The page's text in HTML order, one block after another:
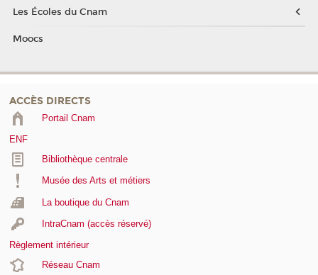
Les Écoles du Cnam
Moocs
ACCÈS DIRECTS
Portail Cnam
ENF
Bibliothèque centrale
Musée des Arts et métiers
La boutique du Cnam
IntraCnam (accès réservé)
Règlement intérieur
Réseau Cnam